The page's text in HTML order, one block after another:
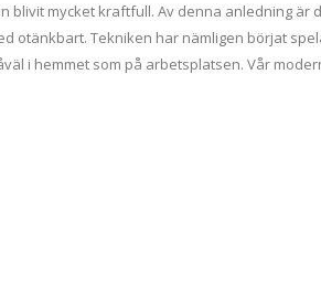
blivit mycket kraftfull. Av denna anledning är
otänkbart. Tekniken har nämligen börjat
i hemmet som på arbetsplatsen. Vår